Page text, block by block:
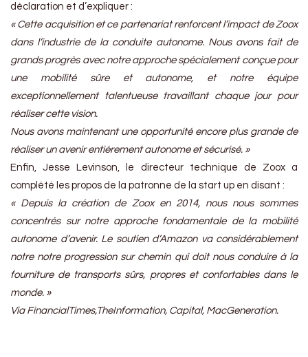
déclaration et d’expliquer :
« Cette acquisition et ce partenariat renforcent l’impact de Zoox
dans l’industrie de la conduite autonome. Nous avons fait de
grands progrès avec notre approche spécialement conçue pour
une mobilité sûre et autonome, et notre équipe
exceptionnellement talentueuse travaillant chaque jour pour
réaliser cette vision.
Nous avons maintenant une opportunité encore plus grande de
réaliser un avenir entièrement autonome et sécurisé. »
Enfin, Jesse Levinson, le directeur technique de Zoox a
complété les propos de la patronne de la start up en disant :
« Depuis la création de Zoox en 2014, nous nous sommes
concentrés sur notre approche fondamentale de la mobilité
autonome d’avenir. Le soutien d’Amazon va considérablement
notre notre progression sur chemin qui doit nous conduire à la
fourniture de transports sûrs, propres et confortables dans le
monde. »
Via FinancialTimes,TheInformation, Capital, MacGeneration.